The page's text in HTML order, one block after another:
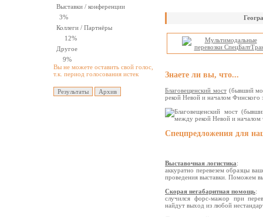
Выставки / конференции
3%
Коллеги / Партнёры
12%
Другое
9%
Вы не можете оставить свой голос,
т.к. период голосования истек
Знаете ли вы, что...
Благовещенский мост(бывший
рекой Невой и началом Финского
Спецпредложения для
Выставочная логистика:
аккуратно перевезем образцы
проведения выставки. Поможем
Скорая негабаритная помощь:
случился форс-мажор при
найдут выход из любой